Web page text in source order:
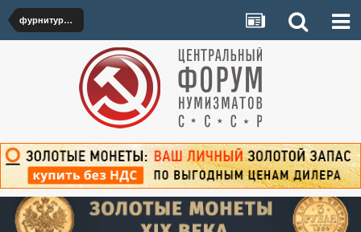
фурнитура/амуниция